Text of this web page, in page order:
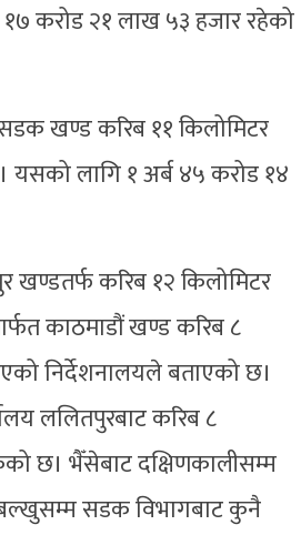
करोड २१ लाख ५३ हजार रहेको
खण्ड करिब ११ किलोमिटर
यसको लागि १ अर्ब ४५ करोड १४
खण्डतर्फ करिब १२ किलोमिटर
काठमाडौं खण्ड करिब ८
निर्देशनालयले बताएको छ।
ललितपुरबाट करिब ८
छ। भैँसेबाट दक्षिणकालीसम्म
बल्खुसम्म सडक विभागबाट कुनै